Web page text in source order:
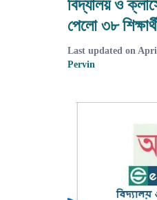
পেলো ৩৮
Last updated on
Pervin